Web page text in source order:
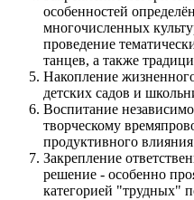
особенностей
многочисленных
проведение
танцев, а также
Накопление
детских садов и
Воспитание
творческому
продуктивного
Закрепление
решение - особенно
категорией "трудных"